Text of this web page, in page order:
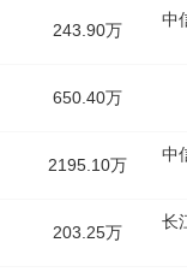
243.90万
中
650.40万
2195.10万
中
203.25万
长